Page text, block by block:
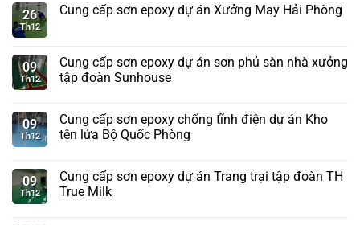
26
Th12
Cung cấp sơn epoxy dự án Xưởng May Hải Phòng
09
Th12
Cung cấp sơn epoxy dự án sơn phủ sàn nhà xưởng
tập đoàn Sunhouse
09
Th12
Cung cấp sơn epoxy chống tĩnh điện dự án Kho
tên lửa Bộ Quốc Phòng
09
Th12
Cung cấp sơn epoxy dự án Trang trại tập đoàn TH
True Milk